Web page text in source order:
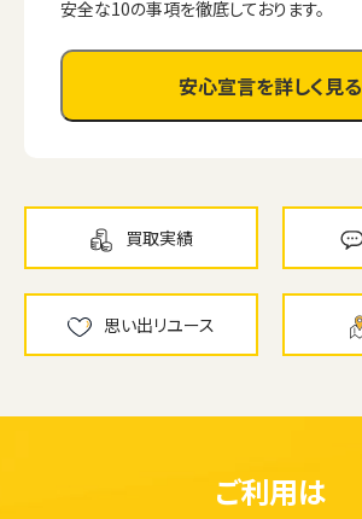
安全な10の事項を徹底しております。
安心宣言を詳しく見る
買取実績
思い出リユース
ご利用は